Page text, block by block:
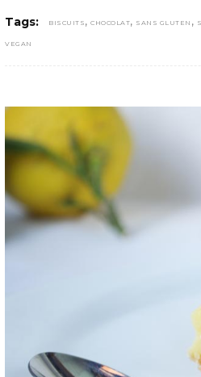
Tags: BISCUITS , CHOCOLAT, SANS GLUTEN ,
VEGAN